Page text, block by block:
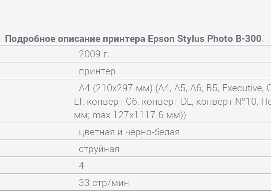
Подробное описание принтера Epson Stylus Photo B-300
2009 г.
принтер
A4 (210x297 мм) (A4, A5, A6, B5, Executive,
LT, конверт C6, конверт DL, конверт №10,
мм; max 127х1117.6 мм))
цветная и черно-белая
струйная
4
33 стр/мин